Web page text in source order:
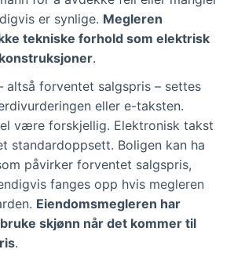
er synlige. Megleren
tekniske forhold som elektrisk
.
altså forventet salgspris – settes
eller e-taksten.
være forskjellig. Elektronisk takst
standardoppsett. Boligen kan ha
påvirker forventet salgspris,
fanges opp hvis megleren
Eiendomsmegleren har
skjønn når det kommer til
.